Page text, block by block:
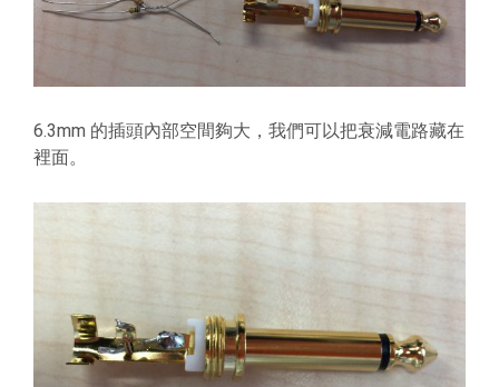
6.3mm 的插頭內部空間夠大，我們可以把衰減電路藏在
裡面。